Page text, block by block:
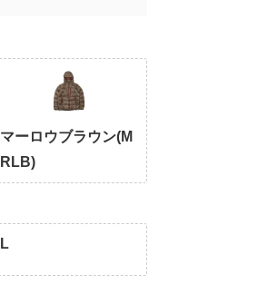
マーロウブラウン(M
RLB)
L